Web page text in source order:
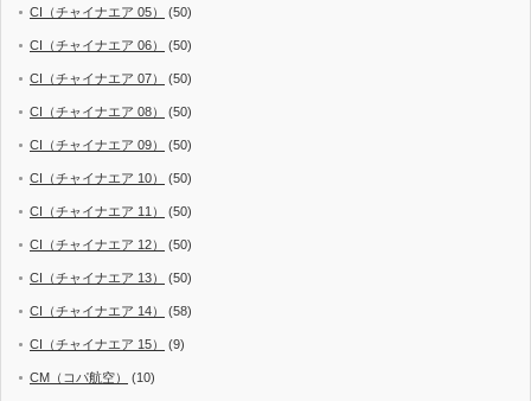
CI（チャイナエア 05） (50)
CI（チャイナエア 06） (50)
CI（チャイナエア 07） (50)
CI（チャイナエア 08） (50)
CI（チャイナエア 09） (50)
CI（チャイナエア 10） (50)
CI（チャイナエア 11） (50)
CI（チャイナエア 12） (50)
CI（チャイナエア 13） (50)
CI（チャイナエア 14） (58)
CI（チャイナエア 15） (9)
CM（コパ航空） (10)